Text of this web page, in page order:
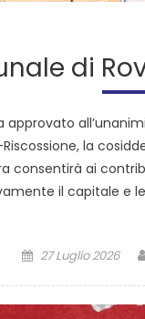
di
approvato
la
consentirà ai
il capitale e
27 Luglio 2026